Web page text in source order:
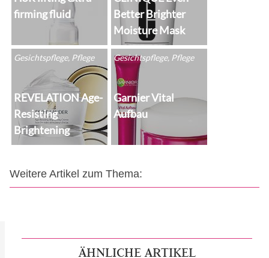
firming fluid
Better Brighter
Moisture Mask
Gesichtspflege, Pflege
REVELATION Age-
Resisting
Brightening
Gesichtspflege, Pflege
Garnier Vital
Aufbau
Weitere Artikel zum Thema:
ÄHNLICHE ARTIKEL